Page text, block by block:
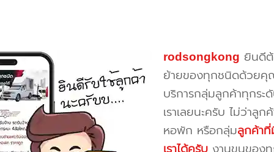
rodsongkong ยินดีต้
ย้ายของทุกชนิดด้วยคุ
บริการกลุ่มลูกค้าทุกระ
เราเลยนะครับ ไม่ว่าลู
หอพัก หรือกลุ่มลูกค้า